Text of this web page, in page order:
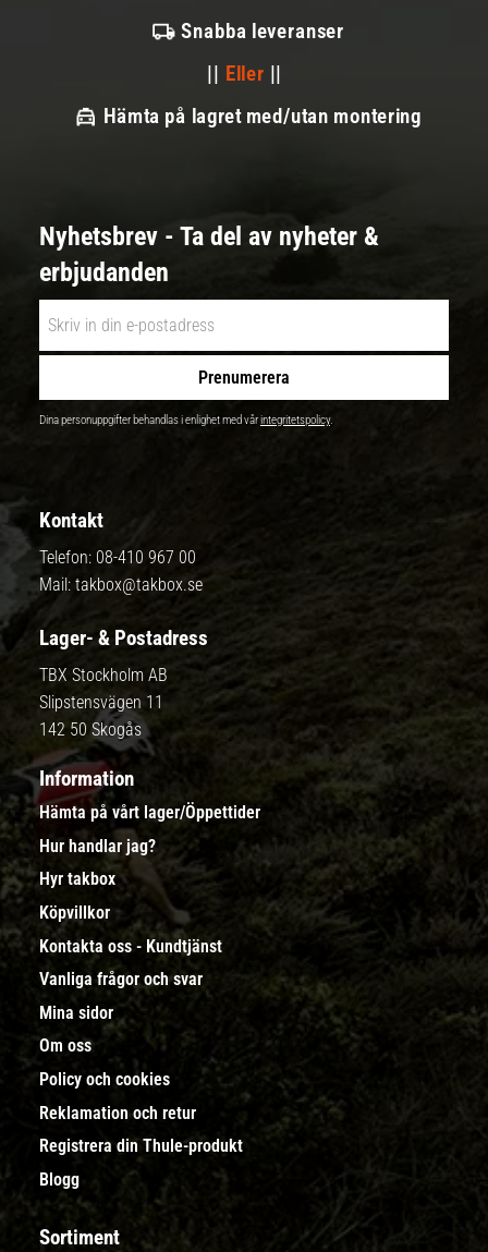
Snabba leveranser
|| Eller ||
Hämta på lagret med/utan montering
Nyhetsbrev - Ta del av nyheter &
erbjudanden
Prenumerera
Dina personuppgifter behandlas i enlighet med vårintegritetspolicy.
Kontakt
Telefon: 08-410 967 00
Mail: takbox@takbox.se
Lager- & Postadress
TBX Stockholm AB
Slipstensvägen 11
142 50 Skogås
Information
Hämta på vårt lager/Öppettider
Hur handlar jag?
Hyr takbox
Köpvillkor
Kontakta oss - Kundtjänst
Vanliga frågor och svar
Mina sidor
Om oss
Policy och cookies
Reklamation och retur
Registrera din Thule-produkt
Blogg
Sortiment